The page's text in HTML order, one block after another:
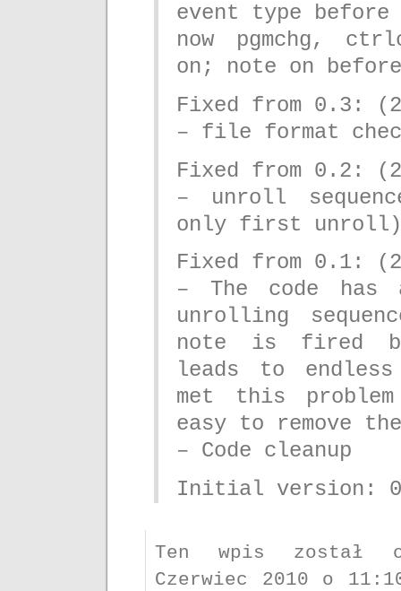
event type
now pgmchg,
on; note on
Fixed from 0.3:
– file format
Fixed from 0.2:
– unroll
only first unroll)
Fixed from 0.1:
– The code
unrolling
note is fired
leads to
met this
easy to remove
– Code cleanup
Initial version:
Ten wpis został
Czerwiec 2010 o